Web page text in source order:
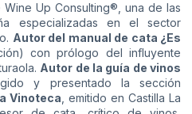
Up Consulting®, una de las
especializadas en el sector
Autor del manual de cata ¿Es
con prólogo del influyente
Autor de la guía de vinos
y presentado la sección
Vinoteca , emitido en Castilla La